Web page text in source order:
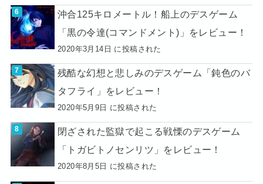
沖合125キロメートル！船上のデスゲーム
「黒の令達(コマンドメント)」をレビュー！
2020年3月14日 に投稿された
残酷な幻想と悲しみのデスゲーム「鈍色のバ
タフライ」をレビュー！
2020年5月9日 に投稿された
閉ざされた監獄で起こる戦慄のデスゲーム
「トガビトノセンリツ」をレビュー！
2020年8月5日 に投稿された